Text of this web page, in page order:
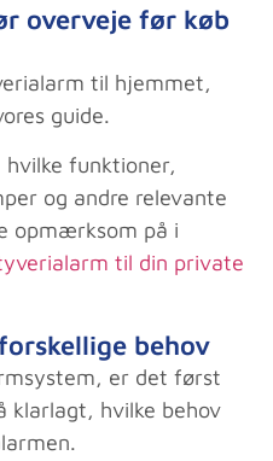
overveje før køb
til hjemmet,
guide.
hvilke funktioner,
og andre relevante
opmærksom på i
til din private
behov
er det først
hvilke behov